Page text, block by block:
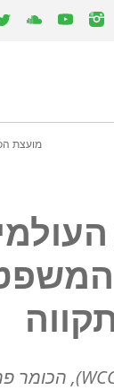
מועצת
), הכומר